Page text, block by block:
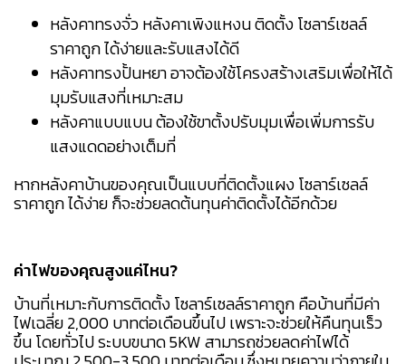
หลังคาทรงจั่ว หลังคาเพิงแหงน ติดตั้ง โซลาร์เซลล์
ราคาถูก ได้ง่ายและรับแสงได้ดี
หลังคาทรงปั้นหยา อาจต้องใช้โครงสร้างเสริมเพื่อให้ได้
มุมรับแสงที่เหมาะสม
หลังคาแบบแบน ต้องใช้ขาตั้งปรับมุมเพื่อเพิ่มการรับ
แสงแดดอย่างเต็มที่
หากหลังคาบ้านของคุณเป็นแบบที่ติดตั้งแผง โซลาร์เซลล์
ราคาถูก ได้ง่าย ก็จะช่วยลดต้นทุนค่าติดตั้งได้อีกด้วย
ค่าไฟของคุณสูงแค่ไหน?
บ้านที่เหมาะกับการติดตั้ง โซลาร์เซลล์ราคาถูก คือบ้านที่มีค่า
ไฟเฉลี่ย 2,000 บาทต่อเดือนขึ้นไป เพราะจะช่วยให้คืนทุนเร็ว
ขึ้น โดยทั่วไป ระบบขนาด 5KW สามารถช่วยลดค่าไฟได้